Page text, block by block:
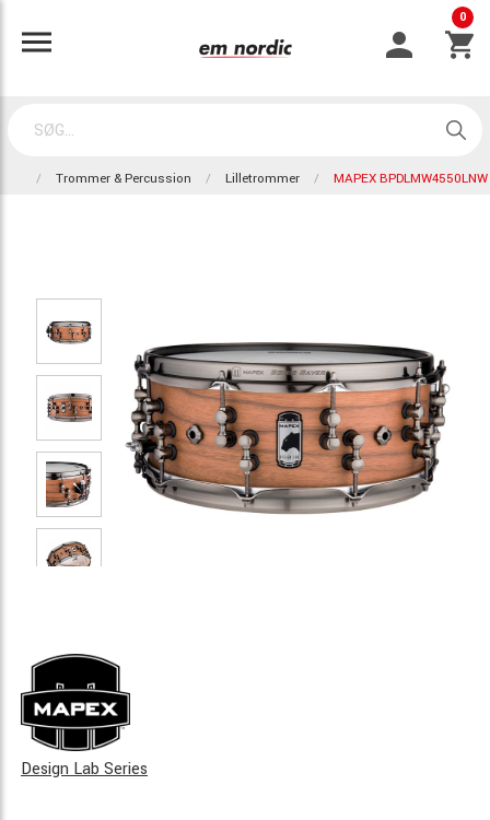
0
Trommer & Percussion Lilletrommer MAPEX
Design Lab Series